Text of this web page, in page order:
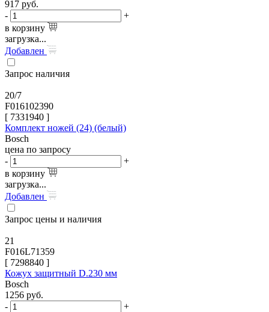
917 руб.
-
+
в корзину
загрузка...
Добавлен
Запрос наличия
20/7
F016102390
[ 7331940 ]
Комплект ножей (24) (белый)
Bosch
цена по запросу
-
+
в корзину
загрузка...
Добавлен
Запрос цены и наличия
21
F016L71359
[ 7298840 ]
Кожух защитный D.230 мм
Bosch
1256 руб.
-
+